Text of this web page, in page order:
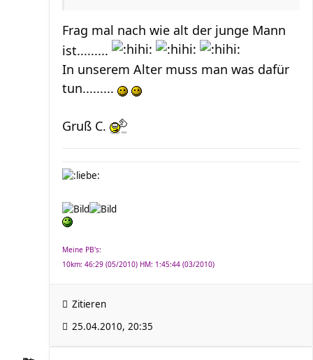
Frag mal nach wie alt der junge Mann
ist.........
In unserem Alter muss man was dafür
tun.........
Gruß C.
Meine PB's:
10km: 46:29 (05/2010) HM: 1:45:44 (03/2010)
Zitieren
25.04.2010, 20:35